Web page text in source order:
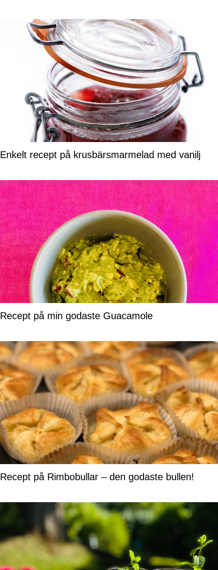
Enkelt recept på krusbärsmarmelad med vanilj
Recept på min godaste Guacamole
Recept på Rimbobullar – den godaste bullen!